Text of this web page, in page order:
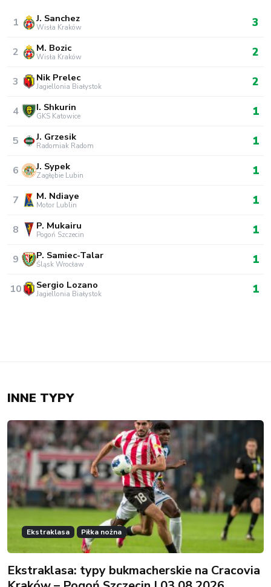
1 J. Sanchez
Wisła Kraków 3
2 M. Bozic
Wisła Kraków 2
3 Nik Prelec
Jagiellonia Białystok 2
4 I. Shkurin
GKS Katowice 1
5 J. Grzesik
Radomiak Radom 1
6 J. Sypek
Zagłębie Lubin 1
7 M. Ndiaye
Motor Lublin 1
8 P. Mukairu
Pogoń Szczecin 1
9 P. Samiec-Talar
Śląsk Wrocław 1
10 Sergio Lozano
Jagiellonia Białystok 1
INNE TYPY
Ekstraklasa Piłka nożna
Ekstraklasa: typy bukmacherskie na Cracovia